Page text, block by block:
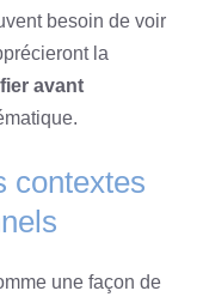
besoin de voir
la
avant
contextes
une façon de